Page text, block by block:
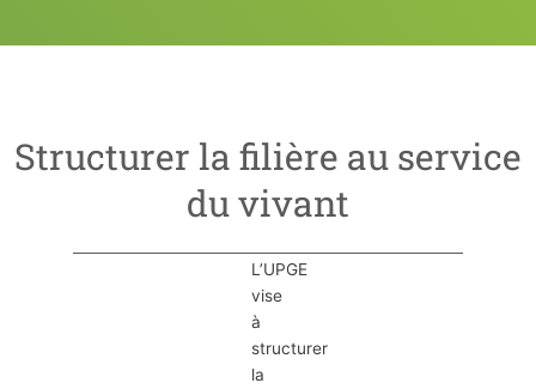
Structurer la filière au service
du vivant
L’UPGE
vise
à
structurer
la